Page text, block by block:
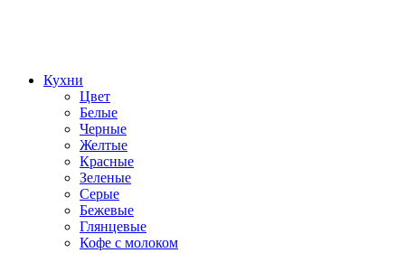
Кухни
Цвет
Белые
Черные
Желтые
Красные
Зеленые
Серые
Бежевые
Глянцевые
Кофе с молоком